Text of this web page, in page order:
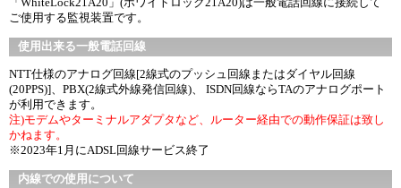
ご使用する監視装置です。
使用出来る一般電話回線
NTT仕様のアナログ回線[2線式のプッシュ回線またはダイヤル回線
(20PPS)]、PBX(2線式外線発信回線)、 ISDN回線ならTAのアナログポート
が利用できます。
注)モデムやターミナルアダプタなど、ルーター経由での動作保証は致し
かねます。
※2023年1月にADSL回線サービス終了
内線での使用について